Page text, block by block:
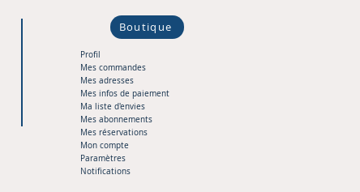
Boutique
Profil
Mes commandes
Mes adresses
Mes infos de paiement
Ma liste d'envies
Mes abonnements
Mes réservations
Mon compte
Paramètres
Notifications